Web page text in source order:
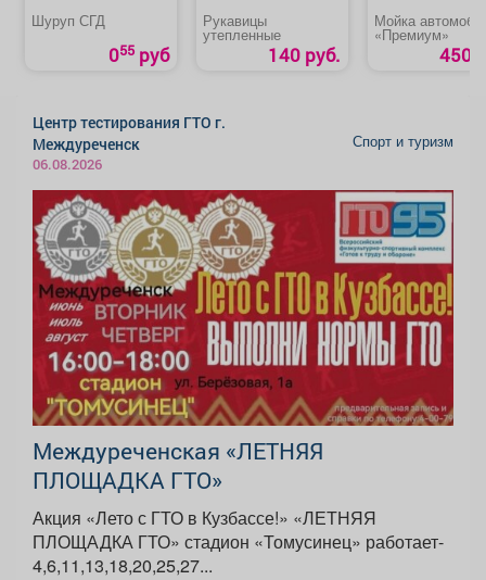
Шуруп СГД
055 руб
Рукавицы
утепленные
140 руб.
Мойка
«Премиум»
450
Центр тестирования ГТО г.
Междуреченск
06.08.2026
Спорт и туризм
Междуреченская «ЛЕТНЯЯ
ПЛОЩАДКА ГТО»
Акция «Лето с ГТО в Кузбассе!» «ЛЕТНЯЯ
ПЛОЩАДКА ГТО» стадион «Томусинец» работает-
4,6,11,13,18,20,25,27...